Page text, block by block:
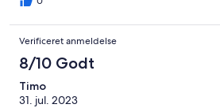
Verificeret anmeldelse
8/10 Godt
Timo
31. jul. 2023